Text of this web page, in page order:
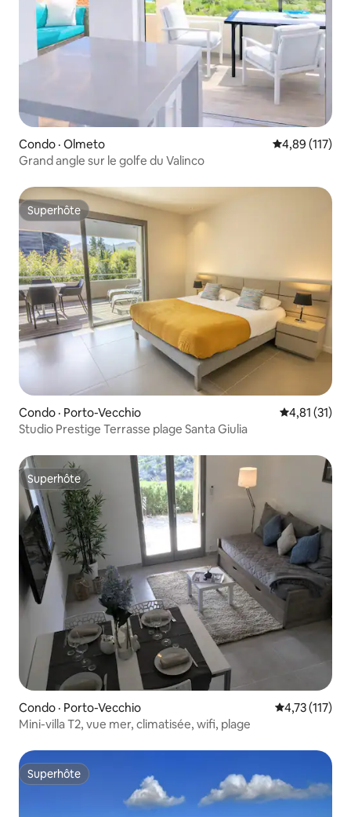
Condo · Olmeto Note
4,89 (117)
Grand angle sur le golfe du Valinco
Superhôte
Superhôte
Condo · Porto-Vecchio Note
4,81 (31)
Studio Prestige Terrasse plage Santa Giulia
Superhôte
Superhôte
Condo · Porto-Vecchio Note
4,73 (117)
Mini-villa T2, vue mer, climatisée, wifi, plage
Superhôte
Superhôte